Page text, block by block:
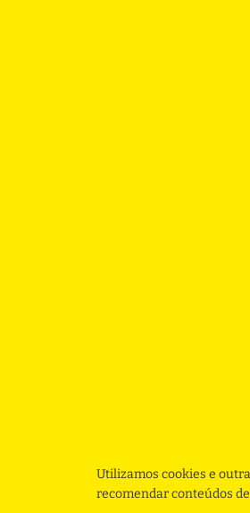
Utilizamos cookies e
recomendar conteúdos